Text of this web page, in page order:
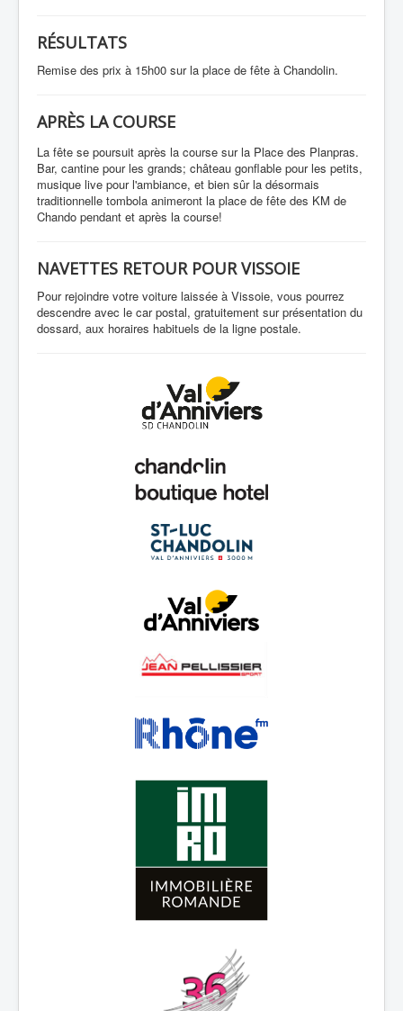
RÉSULTATS
Remise des prix à 15h00 sur la place de fête à Chandolin.
APRÈS LA COURSE
La fête se poursuit après la course sur la Place des Planpras.
Bar, cantine pour les grands; château gonflable pour les petits,
musique live pour l'ambiance, et bien sûr la désormais
traditionnelle tombola animeront la place de fête des KM de
Chando pendant et après la course!
NAVETTES RETOUR POUR VISSOIE
Pour rejoindre votre voiture laissée à Vissoie, vous pourrez
descendre avec le car postal, gratuitement sur présentation du
dossard, aux horaires habituels de la ligne postale.